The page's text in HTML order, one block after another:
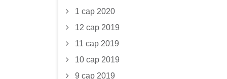
1 сар 2020
12 сар 2019
11 сар 2019
10 сар 2019
9 сар 2019